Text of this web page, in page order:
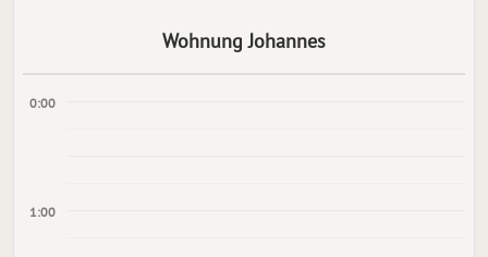
Wohnung Johannes
0:00
1:00